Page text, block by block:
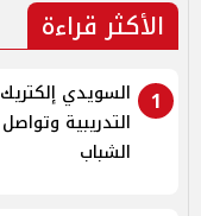
الأكثر قراءة
1
السويدي
التدريبية
الشباب